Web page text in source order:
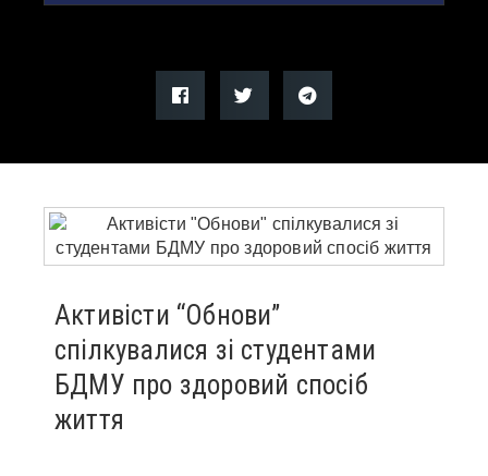
Активісти “Обнови”
спілкувалися зі студентами
БДМУ про здоровий спосіб
життя